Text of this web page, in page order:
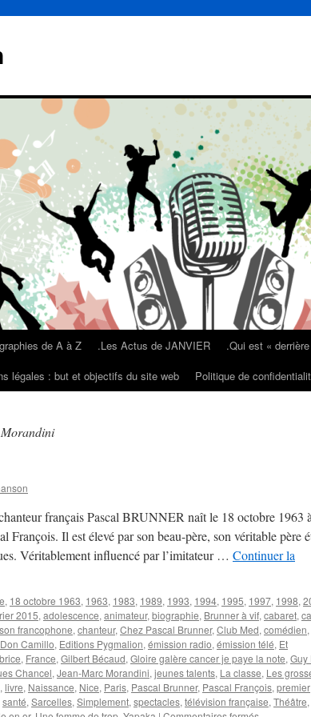
de A à Z .Les Actus de JANVIER .Qui est «
légales : but et objectifs du site web Politique de
français Pascal BRUNNER naît le 18 octobre 1963 à
François. Il est élevé par son beau-père, son véritable père
Véritablement influencé par l’imitateur … Continuer la
, 18 octobre 1963, 1963, 1983, 1989, 1993, 1994, 1995, 1997, 1998,
2015, adolescence, animateur, biographie, Brunner à vif, cabaret,
francophone, chanteur, Chez Pascal Brunner, Club Med, comédien,
Don Camillo, Editions Pygmalion, émission radio, émission télé, Et
, France, Gilbert Bécaud, Gloire galère cancer je paye la note, Guy
Chancel, Jean-Marc Morandini, jeunes talents, La classe, Les
, livre, Naissance, Nice, Paris, Pascal Brunner, Pascal François, premier
santé, Sarcelles, Simplement, spectacles, télévision française, Théâtre,